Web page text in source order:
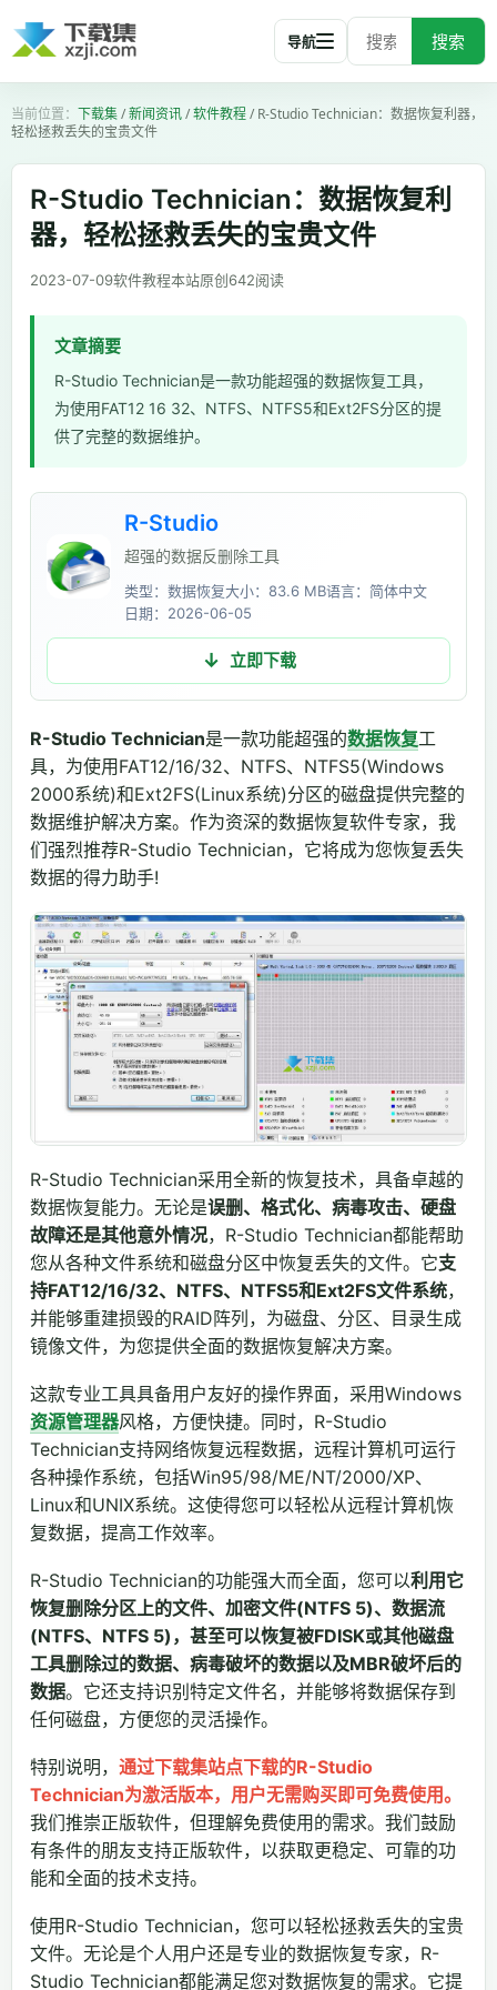
搜索
导航
下载集/新闻资讯/软件教程/R-Studio Technician：数据恢复利器，
轻松拯救丢失的宝贵文件
R-Studio Technician：数据恢复利
器，轻松拯救丢失的宝贵文件
2023-07-09软件教程本站原创642阅读
文章摘要
R-Studio Technician是一款功能超强的数据恢复工具，
为使用FAT12 16 32、NTFS、NTFS5和Ext2FS分区的提
供了完整的数据维护。
R-Studio
超强的数据反删除工具
类型：数据恢复大小：83.6 MB语言：简体中文
日期：2026-06-05
立即下载
R-Studio Technician是一款功能超强的数据恢复工
具，为使用FAT12/16/32、NTFS、NTFS5(Windows
2000系统)和Ext2FS(Linux系统)分区的磁盘提供完整的
数据维护解决方案。作为资深的数据恢复软件专家，我
们强烈推荐R-Studio Technician，它将成为您恢复丢失
数据的得力助手!
R-Studio Technician采用全新的恢复技术，具备卓越的
数据恢复能力。无论是误删、格式化、病毒攻击、硬盘
故障还是其他意外情况，R-Studio Technician都能帮助
您从各种文件系统和磁盘分区中恢复丢失的文件。它支
持FAT12/16/32、NTFS、NTFS5和Ext2FS文件系统，
并能够重建损毁的RAID阵列，为磁盘、分区、目录生成
镜像文件，为您提供全面的数据恢复解决方案。
这款专业工具具备用户友好的操作界面，采用Windows
资源管理器风格，方便快捷。同时，R-Studio
Technician支持网络恢复远程数据，远程计算机可运行
各种操作系统，包括Win95/98/ME/NT/2000/XP、
Linux和UNIX系统。这使得您可以轻松从远程计算机恢
复数据，提高工作效率。
R-Studio Technician的功能强大而全面，您可以利用它
恢复删除分区上的文件、加密文件(NTFS 5)、数据流
(NTFS、NTFS 5)，甚至可以恢复被FDISK或其他磁盘
工具删除过的数据、病毒破坏的数据以及MBR破坏后的
数据。它还支持识别特定文件名，并能够将数据保存到
任何磁盘，方便您的灵活操作。
特别说明， 通过下载集站点下载的R-Studio
Technician为激活版本，用户无需购买即可免费使用。
我们推崇正版软件，但理解免费使用的需求。我们鼓励
有条件的朋友支持正版软件，以获取更稳定、可靠的功
能和全面的技术支持。
使用R-Studio Technician，您可以轻松拯救丢失的宝贵
文件。无论是个人用户还是专业的数据恢复专家，R-
Studio Technician都能满足您对数据恢复的需求。它提